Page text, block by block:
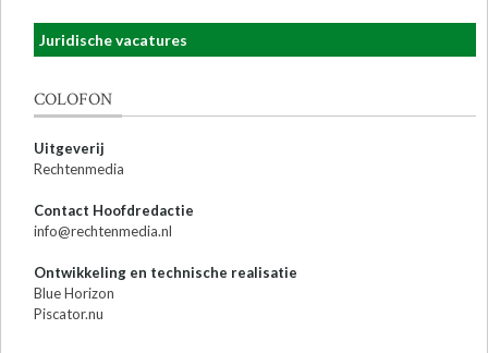
Juridische vacatures
COLOFON
Uitgeverij
Rechtenmedia
Contact Hoofdredactie
info@rechtenmedia.nl
Ontwikkeling en technische realisatie
Blue Horizon
Piscator.nu